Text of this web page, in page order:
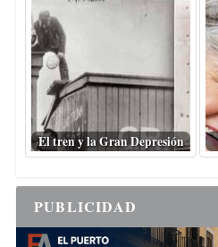
El tren y la Gran Depresión
PUBLICIDAD